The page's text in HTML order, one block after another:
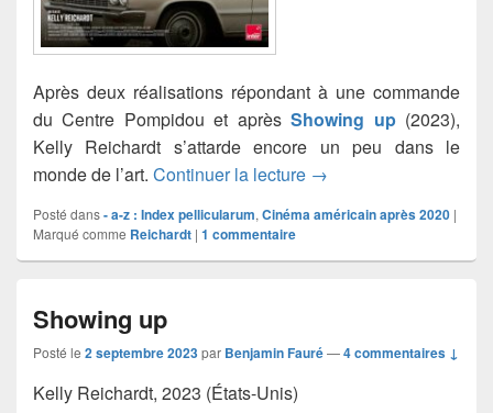
Après deux réalisations répondant à une commande
du Centre Pompidou et aprèsShowing up(2023),
Kelly Reichardt s’attarde encore un peu dans le
monde de l’art. Continuer la lecture The Mastermind
→
Posté dans- a-z : Index pellicularum, Cinéma américain après 2020 |
Marqué comme Reichardt | 1 commentaire
Showing up
Posté le 2 septembre 2023par Benjamin Fauré—4 commentaires ↓
Kelly Reichardt, 2023 (États-Unis)